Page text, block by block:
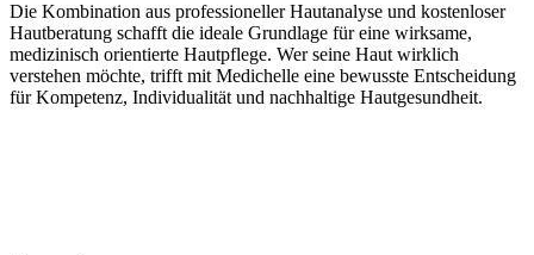
Die Kombination aus professioneller Hautanalyse und kostenloser
Hautberatung schafft die ideale Grundlage für eine wirksame,
medizinisch orientierte Hautpflege. Wer seine Haut wirklich
verstehen möchte, trifft mit Medichelle eine bewusste Entscheidung
für Kompetenz, Individualität und nachhaltige Hautgesundheit.